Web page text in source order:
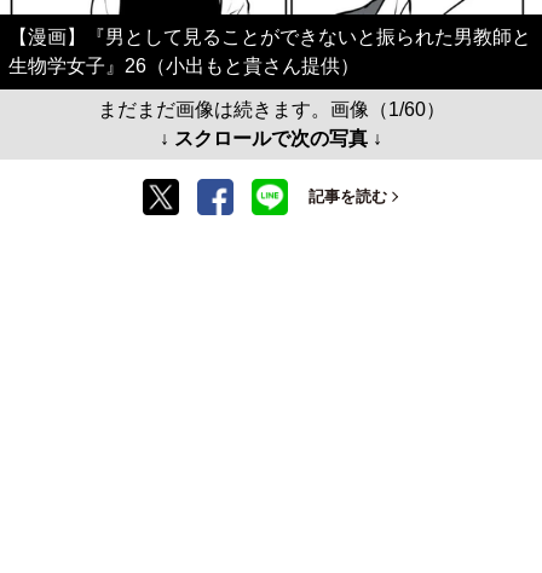
【漫画】『男として見ることができないと振られた男教師と
生物学女子』26（小出もと貴さん提供）
まだまだ画像は続きます。画像（1/60）
↓ スクロールで次の写真 ↓
記事を読む